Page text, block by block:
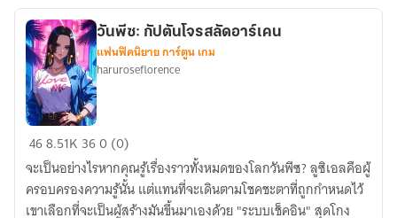
ภัย
ของ
เอ
เท
อร์
วัน
พีซ:
กัปตัน
โจร
วันพีซ: กัปตันโจรสลัดอาร์เคน
แฟนฟิคนิยาย การ์ตูน เกม
haruroseflorence
468.51K 360 (0)
จะเป็นอย่างไรหากคุณรู้เรื่องราวทั้งหมดของโลกวันพีซ? ลูซิเอลคือผู้
ครอบครองความรู้นั้น แต่แทนที่จะเดินตามโชคชะตาที่ถูกกำหนดไว้
เขาเลือกที่จะเป็นผู้สร้างมันขึ้นมาเองด้วย "ระบบเช็คอิน" สุดโกง